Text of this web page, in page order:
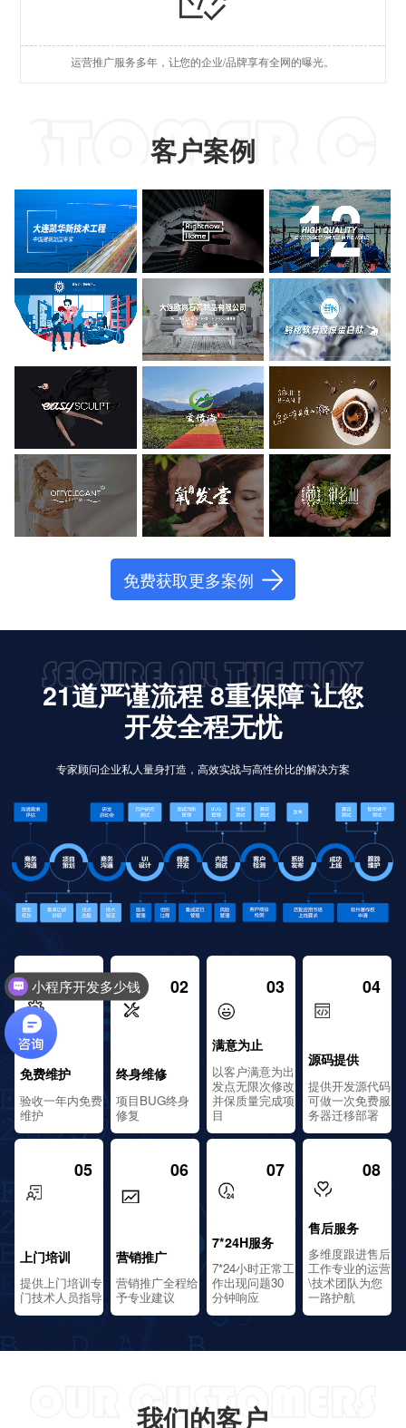
运营推广服务多年，让您的企业/品牌享有全网的曝光。
客户案例
免费获取更多案例
21道严谨流程 8重保障 让您
开发全程无忧
专家顾问企业私人量身打造，高效实战与高性价比的解决方案
01
免费维护
验收一年内免费
维护
02
终身维修
项目BUG终身
修复
03
满意为止
以客户满意为出
发点无限次修改
并保质量完成项
目
04
源码提供
提供开发源代码
可做一次免费服
务器迁移部署
05
上门培训
提供上门培训专
门技术人员指导
06
营销推广
营销推广全程给
予专业建议
07
7*24H服务
7*24小时正常工
作出现问题30
分钟响应
08
售后服务
多维度跟进售后
工作专业的运营
\技术团队为您
一路护航
我们的客户
小程序开发多少钱